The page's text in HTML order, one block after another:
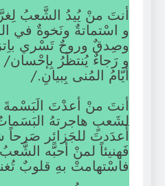
أنتَ منْ يُيدُ الشَّعبُ
و اسْتماتةٌ ونَخوةٌ في
وصِدقٌ وروحٌ تَسْري
و رَجاءٌ يُنتظَرُ
أيّامُ المُنى بِبيانِ./
أنتَ منْ أعدْتَ الَبَسْمةَ
لشَعبٍ هاجرتهُ
أَعدَدتَ للجَزائِر صَرحاً
فَهنيئاً لمنْ أحبَّه
فاسْتهامتْ بهِ قلوبٌ